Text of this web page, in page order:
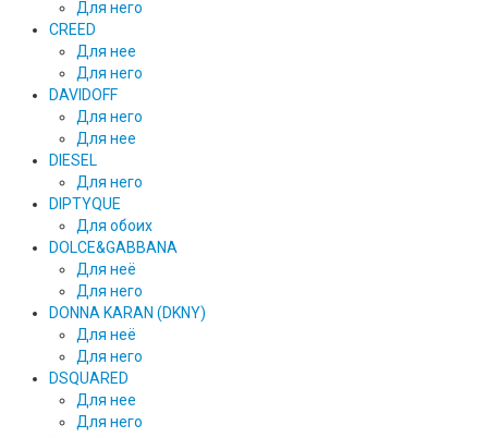
Для него
CREED
Для нее
Для него
DAVIDOFF
Для него
Для нее
DIESEL
Для него
DIPTYQUE
Для обоих
DOLCE&GABBANA
Для неё
Для него
DONNA KARAN (DKNY)
Для неё
Для него
DSQUARED
Для нее
Для него